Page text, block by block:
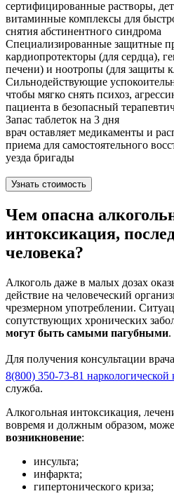
сертифицированные растворы,
витаминные комплексы для
снятия абстинентного синдрома
Специализированные защитные
кардиопротекторы (для сердца),
печени) и ноотропы (для защиты
Сильнодействующие
чтобы мягко снять психоз,
пациента в безопасный
Запас таблеток на 3 дня
врач оставляет медикаменты и
приема для самостоятельного
уезда бригады
Узнать стоимость
Чем опасна
интоксикация,
человека?
Алкоголь даже в малых дозах
действие на человеческий
чрезмерном употреблении.
сопутствующих хронических
могут быть самыми пагубными.
Для получения консультации
8(800) 350-73-81 наркологической
служба.
Алкогольная интоксикация,
вовремя и должным образом,
возникновение:
инсульта;
инфаркта;
гипертонического криза;